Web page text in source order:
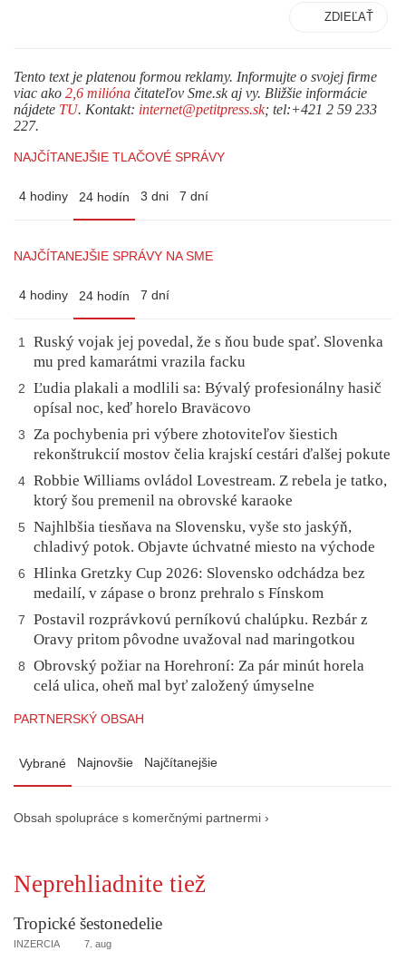
ZDIEĽAŤ
Tento text je platenou formou reklamy. Informujte o svojej firme
viac ako 2,6 milióna čitateľov Sme.sk aj vy. Bližšie informácie
nájdete TU. Kontakt: internet@petitpress.sk; tel:+421 2 59 233
227.
NAJČÍTANEJŠIE TLAČOVÉ SPRÁVY
4 hodiny 24 hodín 3 dni 7 dní
NAJČÍTANEJŠIE SPRÁVY NA SME
4 hodiny 24 hodín 7 dní
1
Ruský vojak jej povedal, že s ňou bude spať. Slovenka
mu pred kamarátmi vrazila facku
2
Ľudia plakali a modlili sa: Bývalý profesionálny hasič
opísal noc, keď horelo Braväcovo
3
Za pochybenia pri výbere zhotoviteľov šiestich
rekonštrukcií mostov čelia krajskí cestári ďalšej pokute
4 Robbie Williams ovládol Lovestream. Z rebela je tatko,
ktorý šou premenil na obrovské karaoke
5
Najhlbšia tiesňava na Slovensku, vyše sto jaskýň,
chladivý potok. Objavte úchvatné miesto na východe
6
Hlinka Gretzky Cup 2026: Slovensko odchádza bez
medailí, v zápase o bronz prehralo s Fínskom
7
Postavil rozprávkovú perníkovú chalúpku. Rezbár z
Oravy pritom pôvodne uvažoval nad maringotkou
8
Obrovský požiar na Horehroní: Za pár minút horela
celá ulica, oheň mal byť založený úmyselne
PARTNERSKÝ OBSAH
Vybrané Najnovšie Najčítanejšie
Obsah spolupráce s komerčnými partnermi ›
Neprehliadnite tiež
Tropické šestonedelie
INZERCIA 7. aug